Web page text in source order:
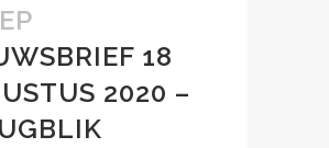
18
2020 –